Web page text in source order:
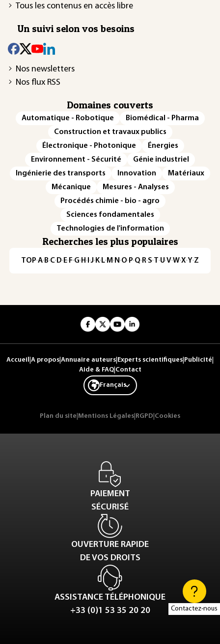
Contactez-nous
Tous les contenus en accès libre
Un suivi selon vos besoins
Nos newsletters
Nos flux RSS
Domaines couverts
Automatique - Robotique
Biomédical - Pharma
Construction et travaux publics
Électronique - Photonique
Énergies
Environnement - Sécurité
Génie industriel
Ingénierie des transports
Innovation
Matériaux
Mécanique
Mesures - Analyses
Procédés chimie - bio - agro
Sciences fondamentales
Technologies de l'information
Recherches les plus populaires
TOP·A·B·C· D· E· F·G· H · ·J· K· L· M · N ·O· P·Q· R·S·T·U·V·W·X·Y·Z
Accueil A propos Annuaire auteurs Experts scientifiques Publicité
Aide & FAQ| Contact
Français
Plan du site Mentions Légales RGPD Cookies
PAIEMENT
SÉCURISÉ
OUVERTURE RAPIDE
DE VOS DROITS
ASSISTANCE TÉLÉPHONIQUE
+33 (0)1 53 35 20 20